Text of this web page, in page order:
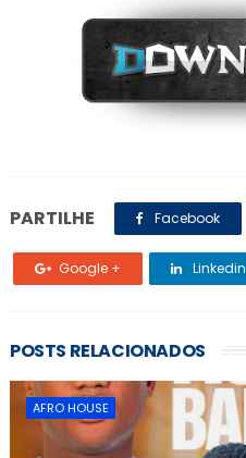
PARTILHE Facebook
Google + Linkedin
POSTS RELACIONADOS
AFRO HOUSE